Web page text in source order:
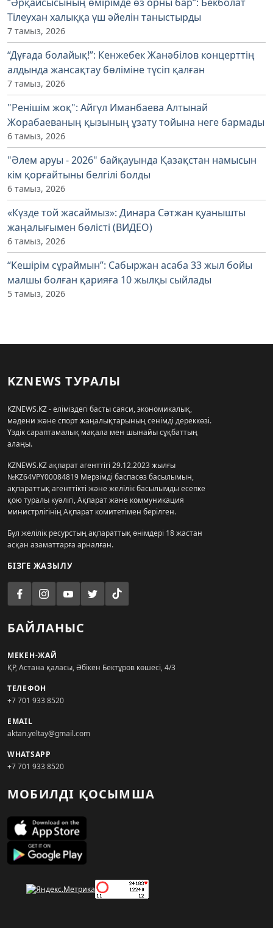
Тілеухан халыққа үш әйелін таныстырды
7 тамыз, 2026
“Дұғада болайық!”: Кенжебек Жанәбілов концерттің
алдында жансақтау бөліміне түсіп қалған
7 тамыз, 2026
"Ренішім жоқ": Айгүл Иманбаева Алтынай
Жорабаеваның қызының ұзату тойына неге бармады
6 тамыз, 2026
"Әлем аруы - 2026" байқауында Қазақстан намысын
кім қорғайтыны белгілі болды
6 тамыз, 2026
«Күзде той жасаймыз»: Динара Сәтжан қуанышты
жаңалығымен бөлісті (ВИДЕО)
6 тамыз, 2026
“Кешірім сұраймын”: Сабыржан асаба 33 жыл бойы
малшы болған қарияға 10 жылқы сыйлады
5 тамыз, 2026
KZNEWS ТУРАЛЫ
KZNEWS.KZ - еліміздегі басты саяси, экономикалық,
мәдени және спорт жаңалықтарының сенімді дереккөзі.
Үздік сараптамалық мақала мен шынайы сұқбаттың
алаңы.
KZNEWS.KZ ақпарат агенттігі 29.12.2023 жылғы
№KZ64VPY00084819 Мерзімді баспасөз басылымын,
ақпараттық агенттікті және желілік басылымды есепке
қою туралы куәлігі, Ақпарат және коммуникация
министрлігінің Ақпарат комитетімен берілген.
Бұл желілік ресурстың ақпараттық өнімдері 18 жастан
асқан азаматтарға арналған.
БІЗГЕ ЖАЗЫЛУ
БАЙЛАНЫС
МЕКЕН-ЖАЙ
ҚР, Астана қаласы, Әбікен Бектұров көшесі, 4/3
ТЕЛЕФОН
+7 701 933 8520
EMAIL
aktan.yeltay@gmail.com
WHATSAPP
+7 701 933 8520
МОБИЛДІ ҚОСЫМША